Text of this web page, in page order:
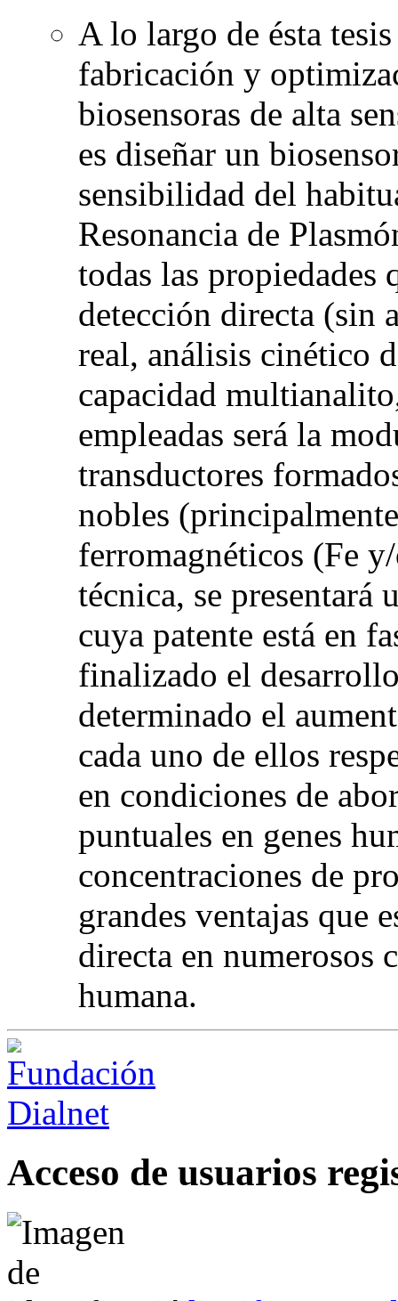
A lo largo de ésta
fabricación y
biosensoras de alta
es diseñar un
sensibilidad del
Resonancia de
todas las propiedades
detección directa (sin
real, análisis cinético
capacidad
empleadas será la
transductores
nobles
ferromagnéticos (Fe
técnica, se presentará
cuya patente está en
finalizado el
determinado el
cada uno de ellos
en condiciones de
puntuales en genes
concentraciones de
grandes ventajas que
directa en numerosos
humana.
Acceso de usuarios